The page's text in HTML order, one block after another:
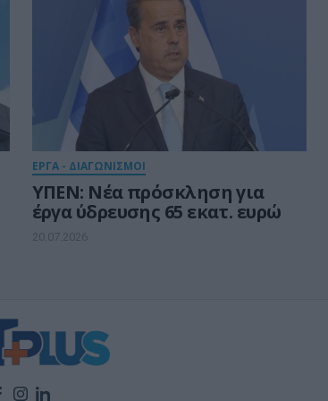
ΕΡΓΑ - ΔΙΑΓΩΝΙΣΜΟΙ
ΥΠΕΝ: Νέα πρόσκληση για
έργα ύδρευσης 65 εκατ. ευρώ
20.07.2026